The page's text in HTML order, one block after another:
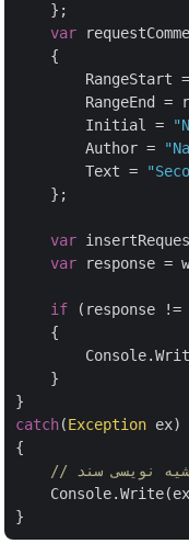
    };
var
    {
RangeStart
RangeEnd =
        Initial =
        Author =
        Text =
    };
var
var response =
if (response !=
    {
    }
catch(Exception ex)
{
نویسی سند